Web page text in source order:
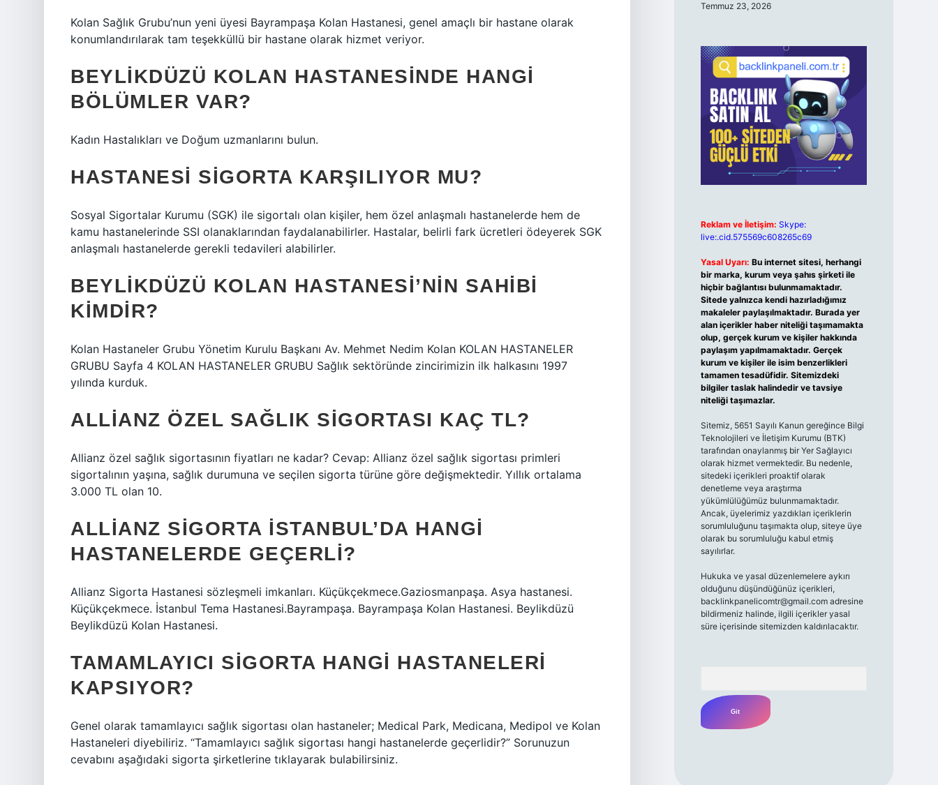
Kolan Sağlık Grubu’nun yeni üyesi Bayrampaşa Kolan Hastanesi, genel amaçlı bir hastane olarak
konumlandırılarak tam teşekküllü bir hastane olarak hizmet veriyor.
BEYLIKDÜZÜ KOLAN HASTANESINDE HANGI
BÖLÜMLER VAR?
Kadın Hastalıkları ve Doğum uzmanlarını bulun.
HASTANESI SIGORTA KARŞILIYOR MU?
Sosyal Sigortalar Kurumu (SGK) ile sigortalı olan kişiler, hem özel anlaşmalı hastanelerde hem de
kamu hastanelerinde SSI olanaklarından faydalanabilirler. Hastalar, belirli fark ücretleri ödeyerek SGK
anlaşmalı hastanelerde gerekli tedavileri alabilirler.
BEYLIKDÜZÜ KOLAN HASTANESI’NIN SAHIBI
KIMDIR?
Kolan Hastaneler Grubu Yönetim Kurulu Başkanı Av. Mehmet Nedim Kolan KOLAN HASTANELER
GRUBU Sayfa 4 KOLAN HASTANELER GRUBU Sağlık sektöründe zincirimizin ilk halkasını 1997
yılında kurduk.
ALLIANZ ÖZEL SAĞLIK SIGORTASI KAÇ TL?
Allianz özel sağlık sigortasının fiyatları ne kadar? Cevap: Allianz özel sağlık sigortası primleri
sigortalının yaşına, sağlık durumuna ve seçilen sigorta türüne göre değişmektedir. Yıllık ortalama
3.000 TL olan 10.
ALLIANZ SIGORTA İSTANBUL’DA HANGI
HASTANELERDE GEÇERLI?
Allianz Sigorta Hastanesi sözleşmeli imkanları. Küçükçekmece.Gaziosmanpaşa. Asya hastanesi.
Küçükçekmece. İstanbul Tema Hastanesi.Bayrampaşa. Bayrampaşa Kolan Hastanesi. Beylikdüzü
Beylikdüzü Kolan Hastanesi.
TAMAMLAYICI SIGORTA HANGI HASTANELERI
KAPSIYOR?
Genel olarak tamamlayıcı sağlık sigortası olan hastaneler; Medical Park, Medicana, Medipol ve Kolan
Hastaneleri diyebiliriz. “Tamamlayıcı sağlık sigortası hangi hastanelerde geçerlidir?” Sorunuzun
cevabını aşağıdaki sigorta şirketlerine tıklayarak bulabilirsiniz.
Temmuz 23, 2026
Reklam ve İletişim: Skype:
live:.cid.575569c608265c69
Yasal Uyarı: Bu internet sitesi, herhangi
bir marka, kurum veya şahıs şirketi ile
hiçbir bağlantısı bulunmamaktadır.
Sitede yalnızca kendi hazırladığımız
makaleler paylaşılmaktadır. Burada yer
alan içerikler haber niteliği taşımamakta
olup, gerçek kurum ve kişiler hakkında
paylaşım yapılmamaktadır. Gerçek
kurum ve kişiler ile isim benzerlikleri
tamamen tesadüfidir. Sitemizdeki
bilgiler taslak halindedir ve tavsiye
niteliği taşımazlar.
Sitemiz, 5651 Sayılı Kanun gereğince Bilgi
Teknolojileri ve İletişim Kurumu (BTK)
tarafından onaylanmış bir Yer Sağlayıcı
olarak hizmet vermektedir. Bu nedenle,
sitedeki içerikleri proaktif olarak
denetleme veya araştırma
yükümlülüğümüz bulunmamaktadır.
Ancak, üyelerimiz yazdıkları içeriklerin
sorumluluğunu taşımakta olup, siteye üye
olarak bu sorumluluğu kabul etmiş
sayılırlar.
Hukuka ve yasal düzenlemelere aykırı
olduğunu düşündüğünüz içerikleri,
backlinkpanelicomtr@gmail.comadresine
bildirmeniz halinde, ilgili içerikler yasal
süre içerisinde sitemizden kaldırılacaktır.